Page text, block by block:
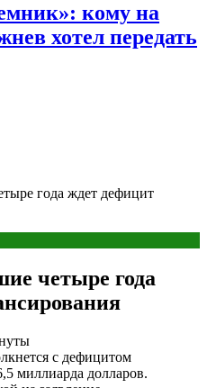
кому на
хотел передать
года ждет дефицит
четыре года
с дефицитом
миллиарда долларов.